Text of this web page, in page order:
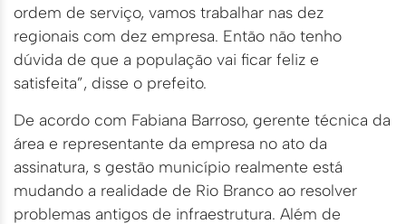
ordem de serviço, vamos trabalhar nas dez
regionais com dez empresa. Então não tenho
dúvida de que a população vai ficar feliz e
satisfeita”, disse o prefeito.
De acordo com Fabiana Barroso, gerente técnica da
área e representante da empresa no ato da
assinatura, s gestão município realmente está
mudando a realidade de Rio Branco ao resolver
problemas antigos de infraestrutura. Além de